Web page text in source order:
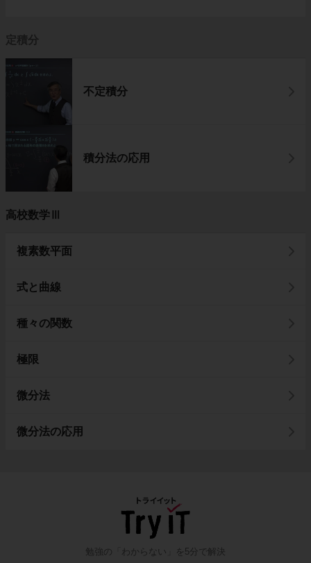
定積分
不定積分
積分法の応用
高校数学Ⅲ
複素数平面
式と曲線
種々の関数
極限
微分法
微分法の応用
勉強の「わからない」を5分で解決